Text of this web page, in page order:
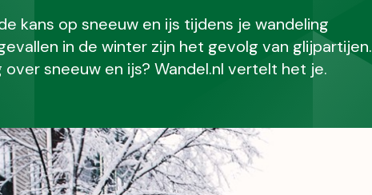
kans op sneeuw en ijs tijdens je wandeling
in de winter zijn het gevolg van glijpartijen.
sneeuw en ijs? Wandel.nl vertelt het je.